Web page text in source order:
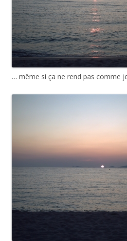
… même si ça ne rend pas comme